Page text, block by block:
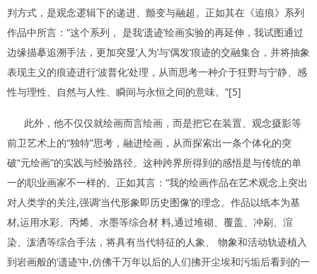
判方式，是观念逻辑下的递进、颤变与融超。正如其在《追痕》系列
作品中所言：“这个系列， 是我‘遗迹’绘画实验的再延伸，我试图通过
边缘描摹追溯手法，更加突显‘人为’与‘偶发’痕迹的交融集合，并将抽象
表现主义的痕迹进行‘波普化’处理，从而思考一种介于狂野与宁静、感
性与理性、自然与人性、瞬间与永恒之间的意味。”[5]
此外，他不仅仅就绘画而言绘画，而是把它在装置、观念摄影等
前卫艺术上的“独特”思考，融进绘画，从而探索出一条个体化的突
破“元绘画”的实践与经验路径。这种跨界所得到的感悟是与传统的单
一的职业画家不一样的。正如其言：“我的绘画作品在艺术观念上突出
对人类学的关注,强调‘当代形象即历史图像’的理念。作品以纸本为基
材,运用水彩、丙烯、水墨等综合材 料,通过堆砌、覆盖、冲刷、渲
染、泼洒等综合手法，将具有当代特征的人象、 物象和活动轨迹植入
到岩画般的‘遗迹’中,仿佛千万年以后的人们拂开尘埃和污垢后看到的一